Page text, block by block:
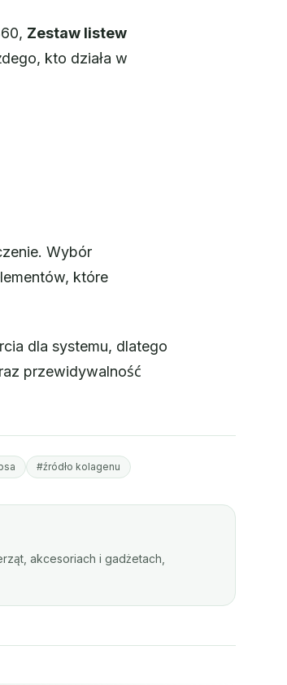
Zestaw listew
kto działa w
Wybór
które
dla systemu, dlatego
przewidywalność
#źródło kolagenu
akcesoriach i gadżetach,